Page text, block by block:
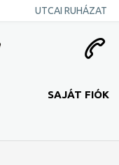
SAJÁT FIÓK
UTCAI RUHÁZAT